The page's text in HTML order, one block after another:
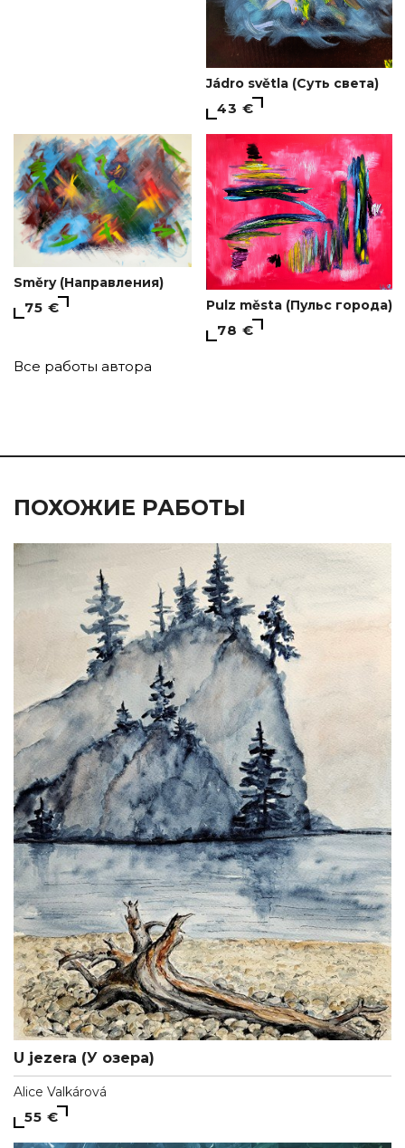
Jádro světla (Суть света)
43 €
Směry (Направления)
75 € Pulz města (Пульс города)
78 €
Все работы автора
ПОХОЖИЕ РАБОТЫ
U jezera (У озера)
Alice Valkárová
55 €